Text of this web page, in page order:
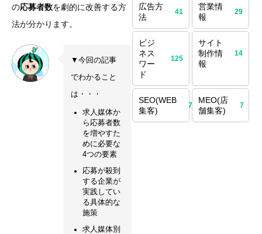
の応募者数を劇的に改善する方
法が分かります。
▼今回の記事
でわかること
は・・・
求人媒体か
ら応募者数
を増やすた
めに必要な
4つの要素
応募が殺到
する企業が
実践してい
る具体的な
施策
求人媒体別
広告方
法
41
営業情
報
29
ビジ
ネス
ワー
ド
125
サイト
制作情
報
14
SEO(WEB
集客)
70
MEO(店
舗集客)
7